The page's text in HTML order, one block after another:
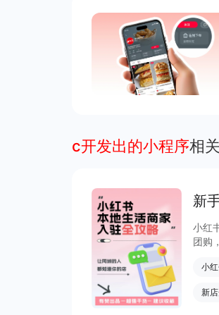
c开发出的小程序相
新
小红
团购
小
新